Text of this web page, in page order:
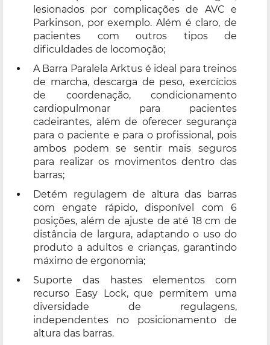
lesionados por complicações de AVC e
Parkinson, por exemplo. Além é claro, de
pacientes com outros tipos de
dificuldades de locomoção;
A Barra Paralela Arktus é ideal para treinos
de marcha, descarga de peso, exercícios
de coordenação, condicionamento
cardiopulmonar para pacientes
cadeirantes, além de oferecer segurança
para o paciente e para o profissional, pois
ambos podem se sentir mais seguros
para realizar os movimentos dentro das
barras;
Detém regulagem de altura das barras
com engate rápido, disponível com 6
posições, além de ajuste de até 18 cm de
distância de largura, adaptando o uso do
produto a adultos e crianças, garantindo
máximo de ergonomia;
Suporte das hastes elementos com
recurso Easy Lock, que permitem uma
diversidade de regulagens,
independentes no posicionamento de
altura das barras.